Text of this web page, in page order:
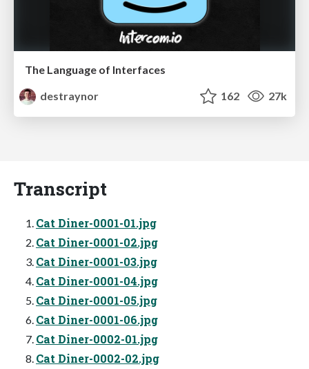
The Language of Interfaces
destraynor
162 27k
Transcript
Cat Diner-0001-01.jpg
Cat Diner-0001-02.jpg
Cat Diner-0001-03.jpg
Cat Diner-0001-04.jpg
Cat Diner-0001-05.jpg
Cat Diner-0001-06.jpg
Cat Diner-0002-01.jpg
Cat Diner-0002-02.jpg